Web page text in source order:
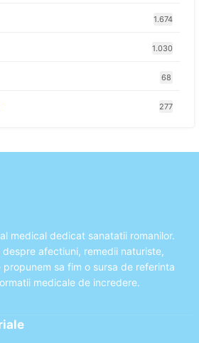
1.674
1.030
68
277
medical dedicat sanatatii romanilor.
afectiuni, remedii naturiste,
sa fim o sursa de referinta
medicale de incredere.